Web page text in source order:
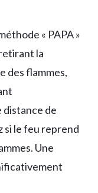
« PAPA »
la
des flammes,
de
si le feu reprend
Une